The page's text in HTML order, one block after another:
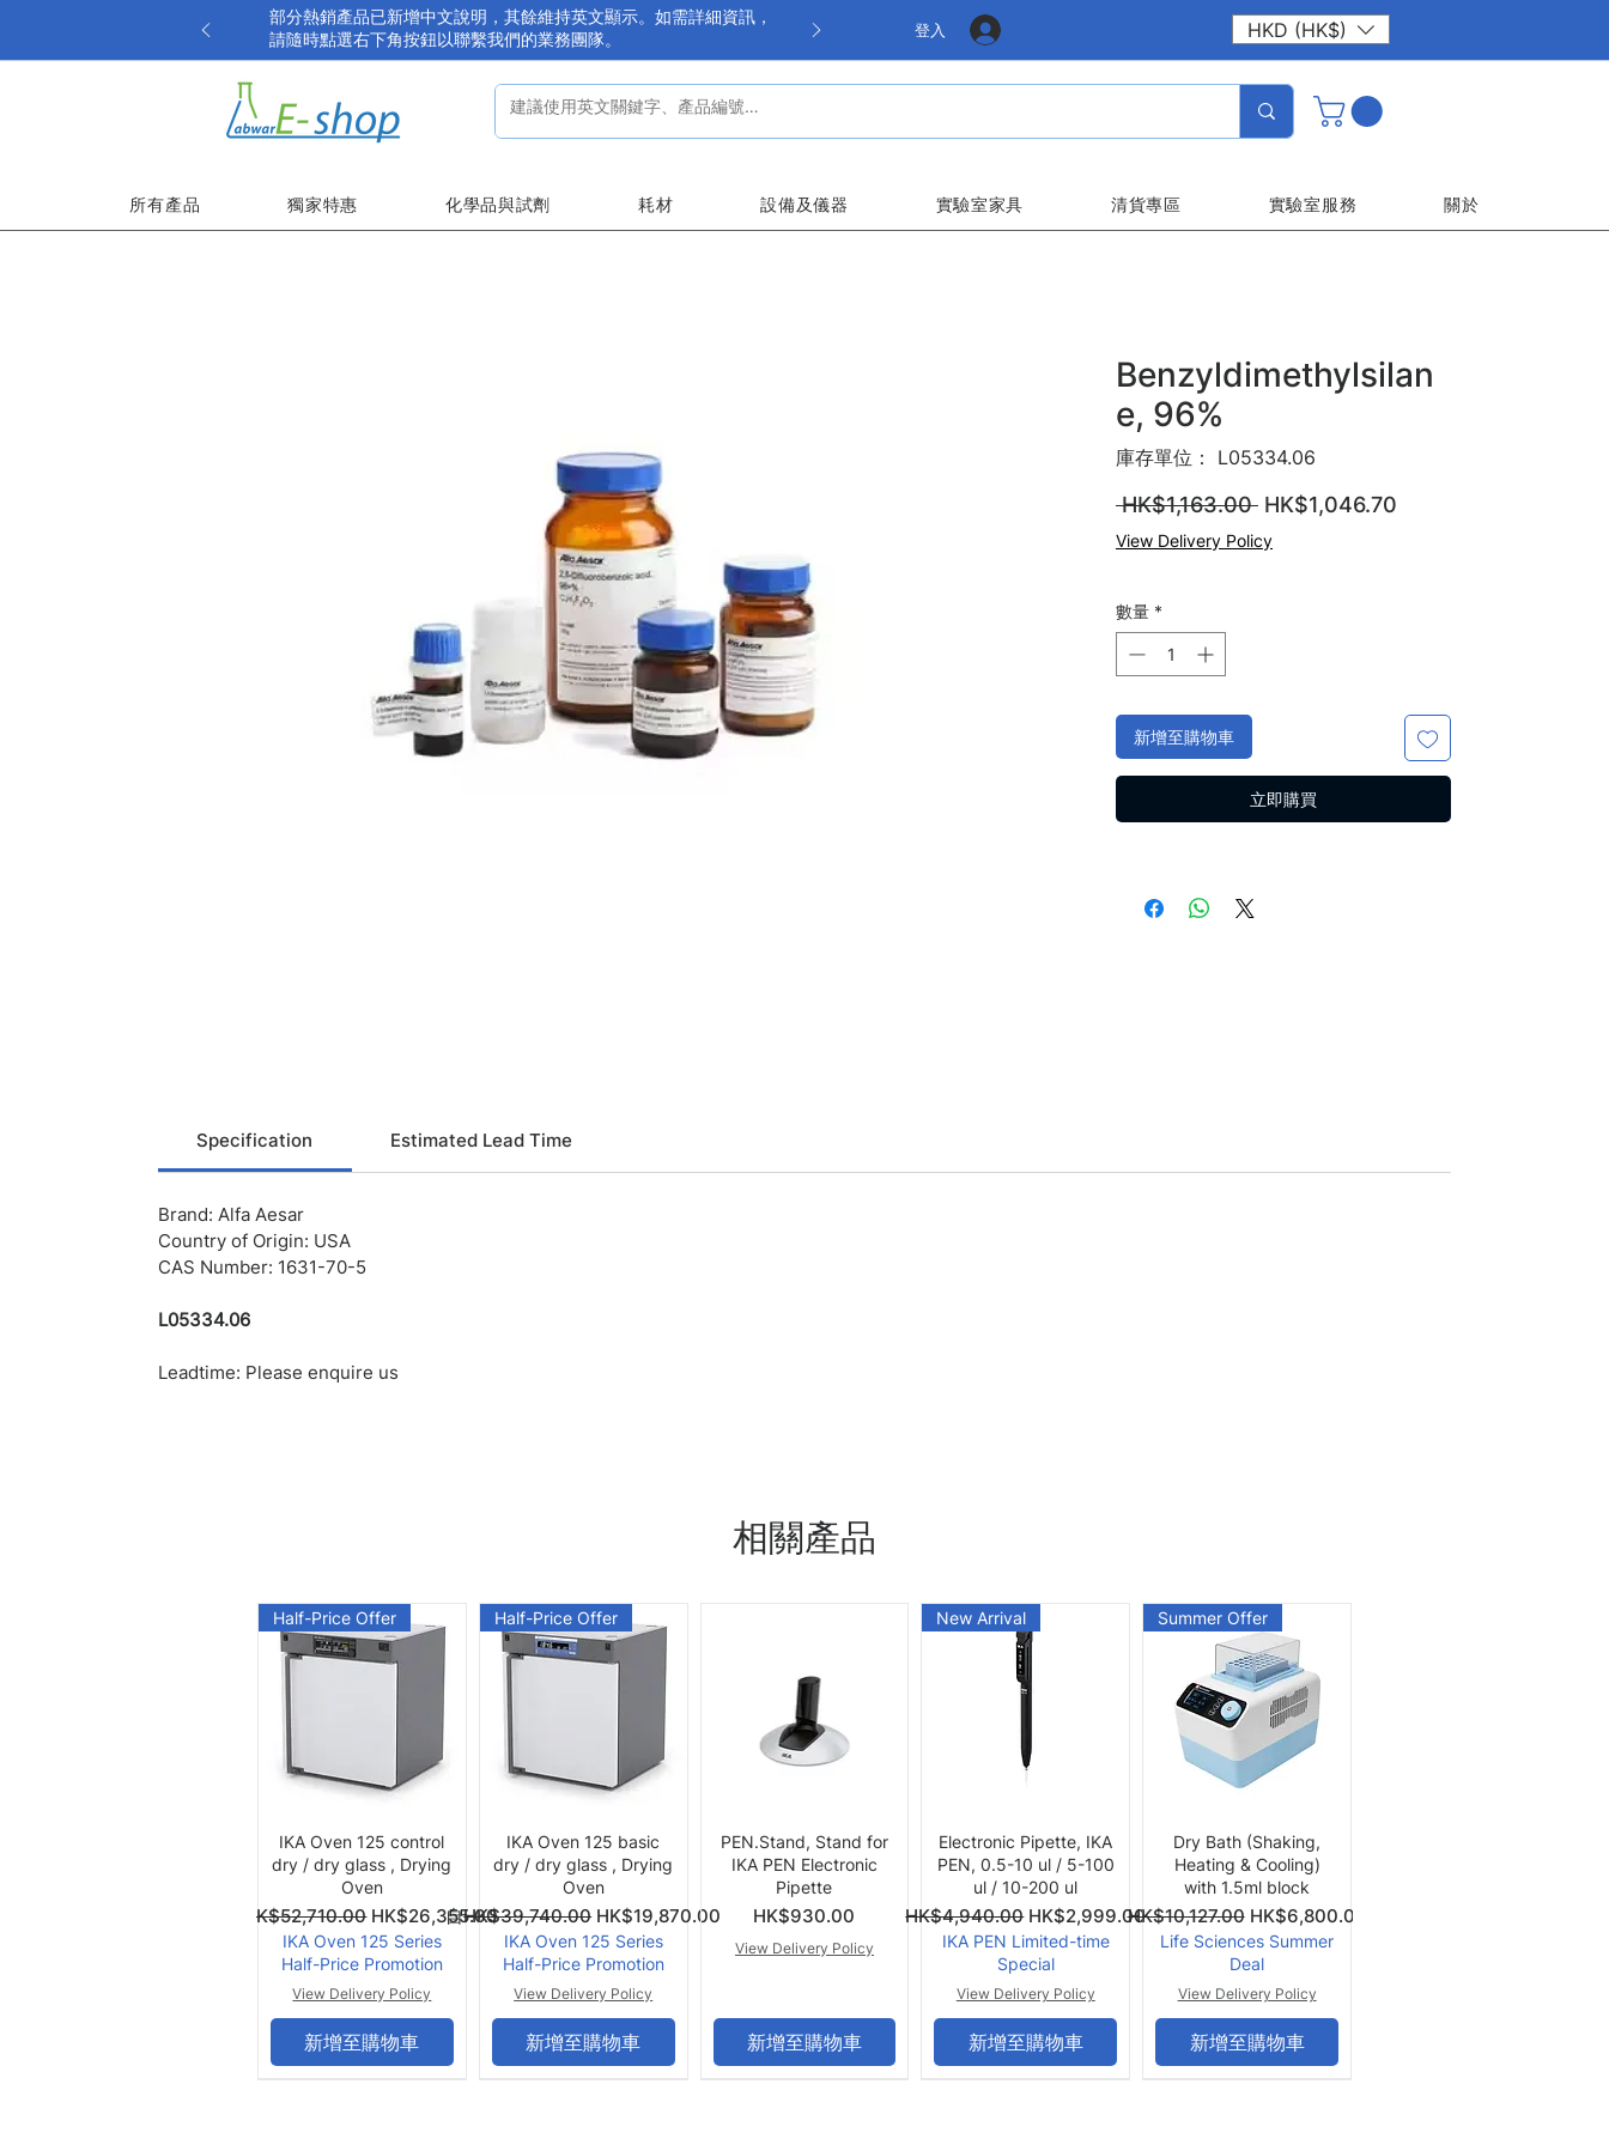
部分熱銷產品已新增中文說明，其餘維持英文顯示。如需詳細資訊，
請隨時點選右下角按鈕以聯繫我們的業務團隊。
登入 HKD (HK$)
所有產品 獨家特惠 化學品與試劑 耗材 設備及儀器 實驗室家具 清貨專區 實驗室服務 關於
Benzyldimethylsilan
e, 96%
庫存單位： L05334.06
HK$1,163.00 一
般
HK$1,046.70
View Delivery Policy
數量 *
新增至購物車
立即購買
Specification Estimated Lead Time
Brand: Alfa Aesar
Country of Origin: USA
CAS Number: 1631-70-5
L05334.06
Leadtime: Please enquire us
相關產品
快速瀏覽
Half-Price Offer
IKA Oven 125 control
dry / dry glass , Drying
Oven
一般價格
HK$52,710.00 HK$26,355.00
促銷價格
IKA Oven 125 Series
Half-Price Promotion
View Delivery Policy
新增至購物車
快速瀏覽
Half-Price Offer
IKA Oven 125 basic
dry / dry glass , Drying
Oven
自
一般價格
HK$39,740.00 HK$19,870.00
促銷價格
IKA Oven 125 Series
Half-Price Promotion
View Delivery Policy
新增至購物車
快速瀏覽
PEN.Stand, Stand for
IKA PEN Electronic
Pipette
價格
HK$930.00
View Delivery Policy
新增至購物車
快速瀏覽
New Arrival
Electronic Pipette, IKA
PEN, 0.5-10 ul / 5-100
ul / 10-200 ul
一般價格
HK$4,940.00 促銷價格
HK$2,999.00
IKA PEN Limited-time
Special
View Delivery Policy
新增至購物車
快速瀏覽
Summer Offer
Dry Bath (Shaking,
Heating & Cooling)
with 1.5ml block
一般價格
HK$10,127.00 促銷價格
HK$6,800.00
Life Sciences Summer
Deal
View Delivery Policy
新增至購物車